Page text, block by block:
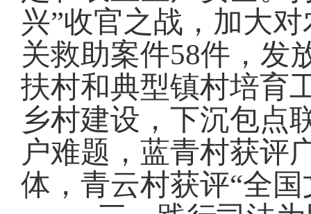
兴”收官之战 ， 加大对
关救助案件58件 ， 发
扶村和典型镇村培育
乡村建设， 下沉包点
户难题 ，蓝青村获评
体，青云村获评“全